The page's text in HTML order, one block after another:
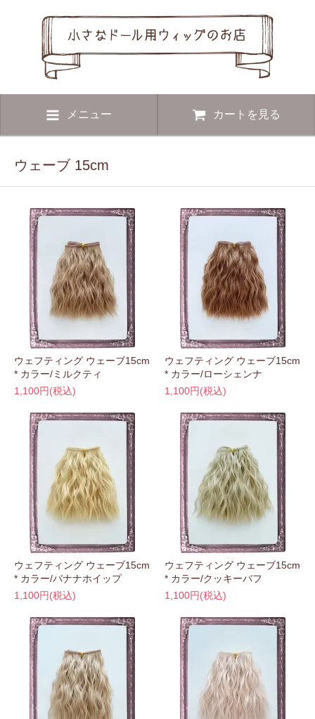
メニュー カートを見る
ウェーブ 15cm
ウェフティング ウェーブ15cm
* カラー/ミルクティ
1,100円(税込)
ウェフティング ウェーブ15cm
* カラー/ローシェンナ
1,100円(税込)
ウェフティング ウェーブ15cm
* カラー/バナナホイップ
1,100円(税込)
ウェフティング ウェーブ15cm
* カラー/クッキーバフ
1,100円(税込)